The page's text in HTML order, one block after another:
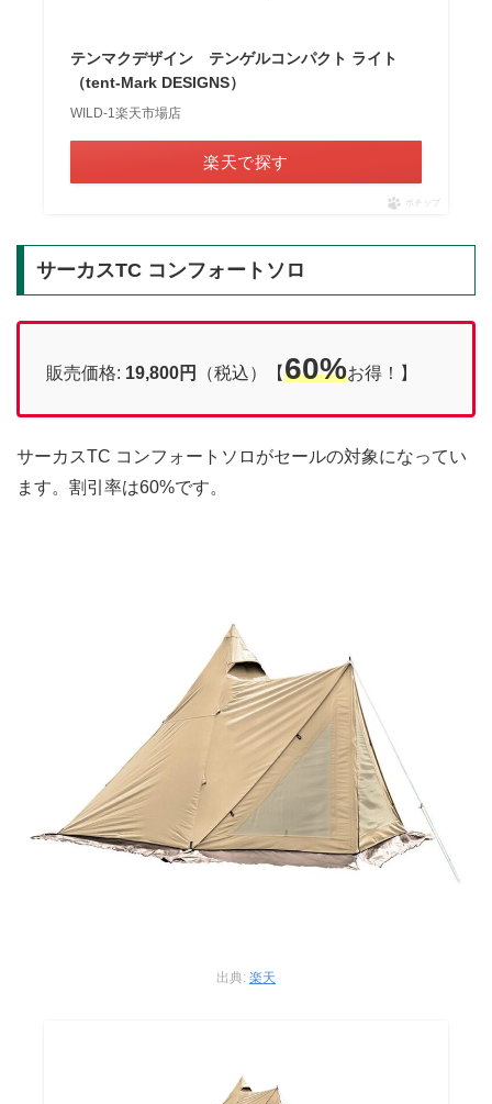
テンマクデザイン テンゲルコンパクト ライト
（tent-Mark DESIGNS）
WILD-1楽天市場店
楽天で探す
ポチップ
サーカスTC コンフォートソロ
販売価格: 19,800円 （税込）【60%お得！】
サーカスTC コンフォートソロがセールの対象になってい
ます。割引率は60%です。
出典: 楽天